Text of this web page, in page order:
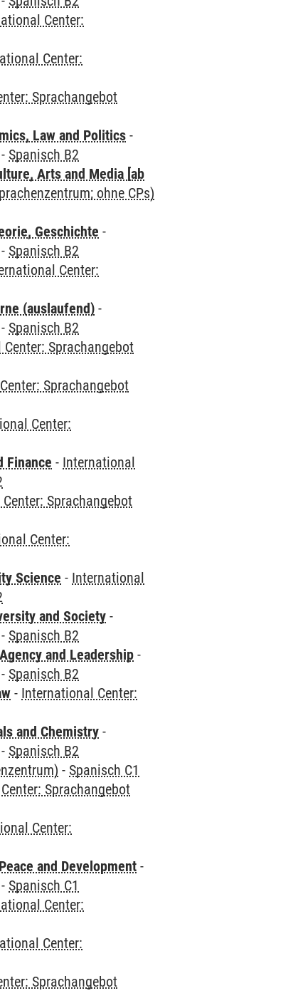
Center:
Center:
Sprachangebot
Law and Politics -
- Spanisch B2
Arts and Media [ab
ohne CPs)
Geschichte -
- Spanisch B2
Center:
(auslaufend) -
- Spanisch B2
Sprachangebot
Sprachangebot
Center:
Finance - International
Sprachangebot
Center:
Science - International
and Society -
- Spanisch B2
and Leadership -
- Spanisch B2
- International Center:
and Chemistry -
- Spanisch B2
- Spanisch C1
Sprachangebot
Center:
and Development -
- Spanisch C1
Center:
Center:
Sprachangebot